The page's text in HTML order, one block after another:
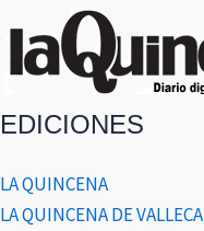
EDICIONES
LA QUINCENA
LA QUINCENA DE